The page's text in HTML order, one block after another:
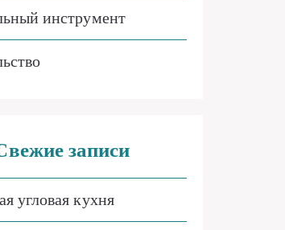
инструмент
записи
угловая кухня